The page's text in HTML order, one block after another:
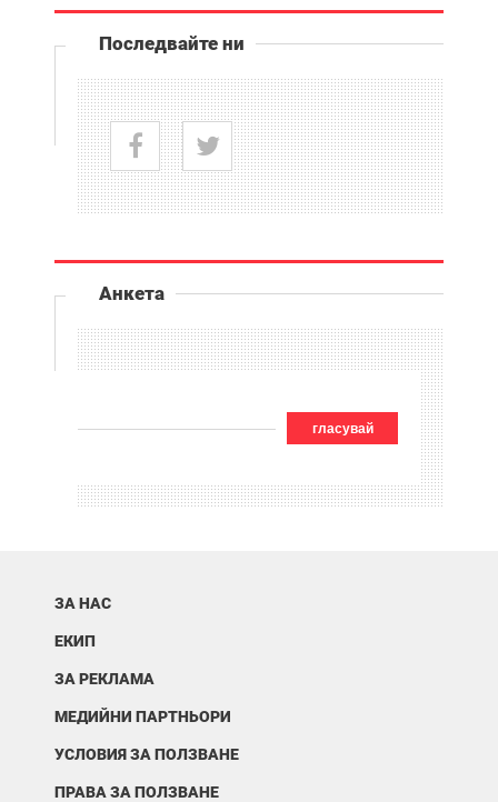
Последвайте ни
Анкета
гласувай
ЗА НАС
ЕКИП
ЗА РЕКЛАМА
МЕДИЙНИ ПАРТНЬОРИ
УСЛОВИЯ ЗА ПОЛЗВАНЕ
ПРАВА ЗА ПОЛЗВАНЕ